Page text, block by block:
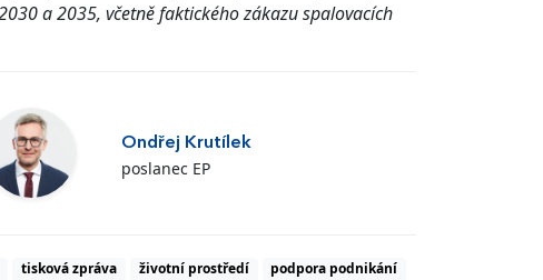
a 2035, včetně faktického zákazu spalovacích
Ondřej Krutílek
poslanec EP
tisková zpráva životní prostředí
podpora podnikání